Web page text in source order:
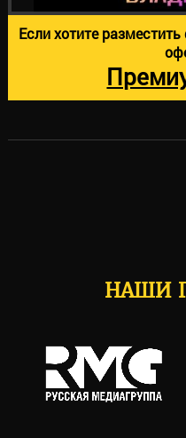
Если хотите
НАШИ